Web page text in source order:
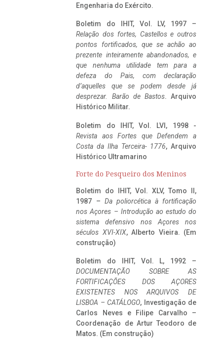
Engenharia do Exército.
Boletim do IHIT, Vol. LV, 1997 –
Relação dos fortes, Castellos e outros
pontos fortificados, que se achão ao
prezente inteiramente abandonados, e
que nenhuma utilidade tem para a
defeza do Pais, com declaração
d’aquelles que se podem desde já
desprezar. Barão de Bastos. Arquivo
Histórico Militar.
Boletim do IHIT, Vol. LVI, 1998 -
Revista aos Fortes que Defendem a
Costa da Ilha Terceira- 1776, Arquivo
Histórico Ultramarino
Forte do Pesqueiro dos Meninos
Boletim do IHIT, Vol. XLV, Tomo II,
1987 – Da poliorcética à fortificação
nos Açores – Introdução ao estudo do
sistema defensivo nos Açores nos
séculos XVI-XIX, Alberto Vieira. (Em
construção)
Boletim do IHIT, Vol. L, 1992 –
DOCUMENTAÇÃO SOBRE AS
FORTIFICAÇÕES DOS AÇORES
EXISTENTES NOS ARQUIVOS DE
LISBOA – CATÁLOGO, Investigação de
Carlos Neves e Filipe Carvalho –
Coordenação de Artur Teodoro de
Matos. (Em construção)